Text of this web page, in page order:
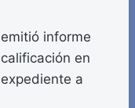
informe
en
a